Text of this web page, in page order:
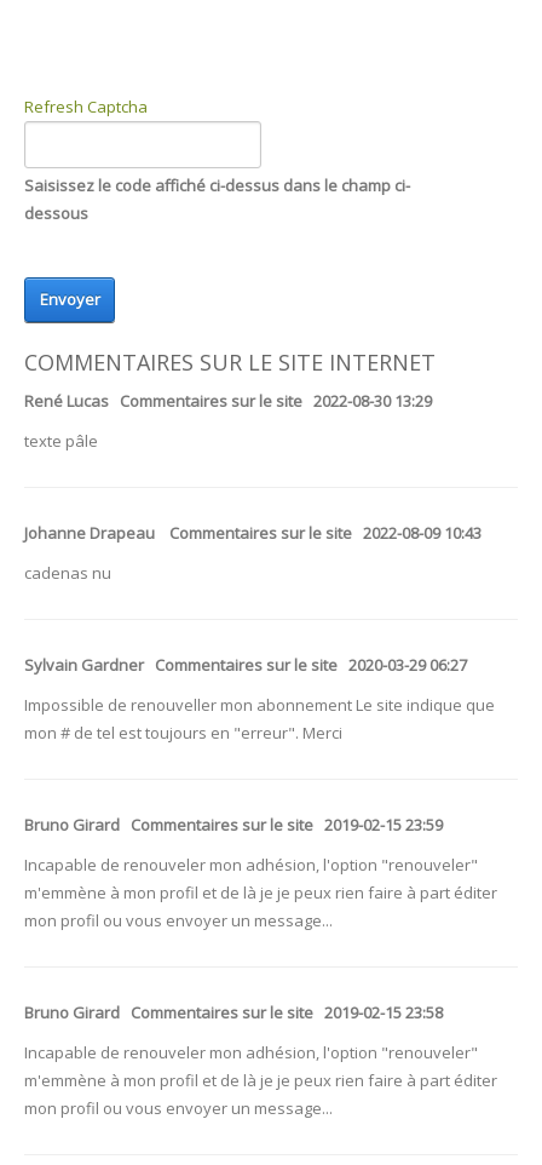
Refresh Captcha
Saisissez le code affiché ci-dessus dans le champ ci-
dessous
Envoyer
COMMENTAIRES SUR LE SITE INTERNET
René Lucas Commentaires sur le site 2022-08-30 13:29
texte pâle
Johanne Drapeau Commentaires sur le site 2022-08-09 10:43
cadenas nu
Sylvain Gardner Commentaires sur le site 2020-03-29 06:27
Impossible de renouveller mon abonnement Le site indique que
mon # de tel est toujours en "erreur". Merci
Bruno Girard Commentaires sur le site 2019-02-15 23:59
Incapable de renouveler mon adhésion, l'option "renouveler"
m'emmène à mon profil et de là je je peux rien faire à part éditer
mon profil ou vous envoyer un message...
Bruno Girard Commentaires sur le site 2019-02-15 23:58
Incapable de renouveler mon adhésion, l'option "renouveler"
m'emmène à mon profil et de là je je peux rien faire à part éditer
mon profil ou vous envoyer un message...